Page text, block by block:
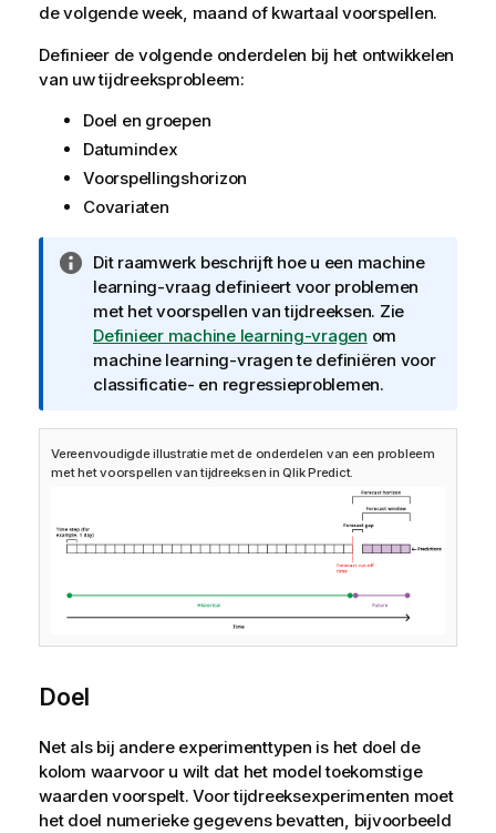
de volgende week, maand of kwartaal voorspellen.
Definieer de volgende onderdelen bij het ontwikkelen
van uw tijdreeksprobleem:
Doel en groepen
Datumindex
Voorspellingshorizon
Covariaten
I
n
f
o
r
m
t
i
e
Dit raamwerk beschrijft hoe u een machine
learning-vraag definieert voor problemen
met het voorspellen van tijdreeksen. Zie
Definieer machine learning-vragen om
machine learning-vragen te definiëren voor
classificatie- en regressieproblemen.
Vereenvoudigde illustratie met de onderdelen van een probleem
met het voorspellen van tijdreeksen inQlik Predict.
Doel
Net als bij andere experimenttypen is het doel de
kolom waarvoor u wilt dat het model toekomstige
waarden voorspelt. Voor tijdreeksexperimenten moet
het doel numerieke gegevens bevatten, bijvoorbeeld